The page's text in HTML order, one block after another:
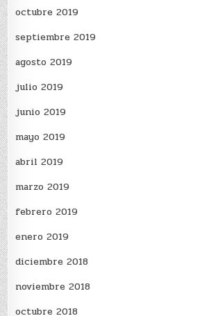
octubre 2019
septiembre 2019
agosto 2019
julio 2019
junio 2019
mayo 2019
abril 2019
marzo 2019
febrero 2019
enero 2019
diciembre 2018
noviembre 2018
octubre 2018